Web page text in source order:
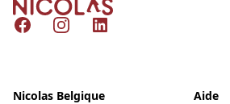
FacebookInstagramLinkedIn
Nicolas Belgique Aide